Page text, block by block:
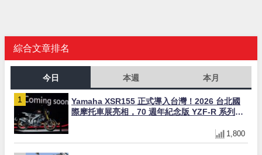
綜合文章排名
今日 本週 本月
Yamaha XSR155 正式導入台灣！2026 台北國
際摩托車展亮相，70 週年紀念版 YZF-R 系列限
1,800